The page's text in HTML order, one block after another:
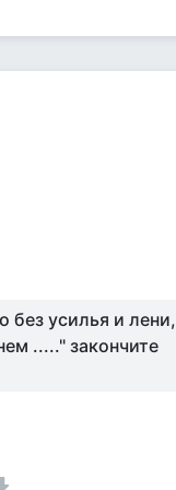
без усилья и лени,
....." закончите